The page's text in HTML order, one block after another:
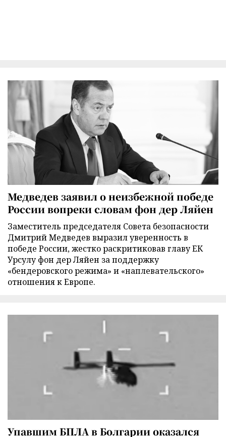
Медведев заявил о неизбежной победе
России вопреки словам фон дер Ляйен
Заместитель председателя Совета безопасности
Дмитрий Медведев выразил уверенность в
победе России, жестко раскритиковав главу ЕК
Урсулу фон дер Ляйен за поддержку
«бендеровского режима» и «наплевательского»
отношения к Европе.
Упавшим БПЛА в Болгарии оказался